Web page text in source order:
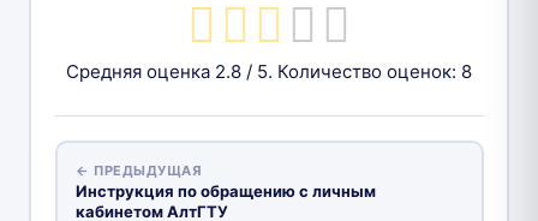
Средняя оценка 2.8 / 5. Количество оценок: 8
← ПРЕДЫДУЩАЯ
Инструкция по обращению с личным
кабинетом АлтГТУ